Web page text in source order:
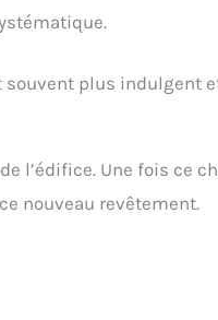
plus indulgent
l’édifice. Une fois ce
nouveau revêtement.